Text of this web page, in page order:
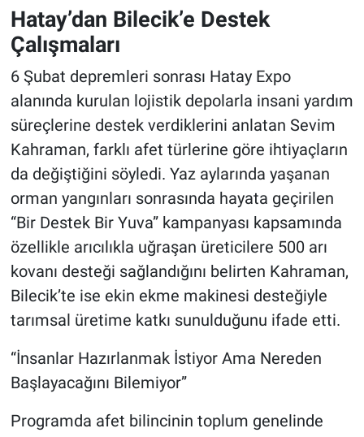
Hatay’dan Bilecik’e Destek
Çalışmaları
6 Şubat depremleri sonrası Hatay Expo
alanında kurulan lojistik depolarla insani yardım
süreçlerine destek verdiklerini anlatan Sevim
Kahraman, farklı afet türlerine göre ihtiyaçların
da değiştiğini söyledi. Yaz aylarında yaşanan
orman yangınları sonrasında hayata geçirilen
“Bir Destek Bir Yuva” kampanyası kapsamında
özellikle arıcılıkla uğraşan üreticilere 500 arı
kovanı desteği sağlandığını belirten Kahraman,
Bilecik’te ise ekin ekme makinesi desteğiyle
tarımsal üretime katkı sunulduğunu ifade etti.
“İnsanlar Hazırlanmak İstiyor Ama Nereden
Başlayacağını Bilemiyor”
Programda afet bilincinin toplum genelinde